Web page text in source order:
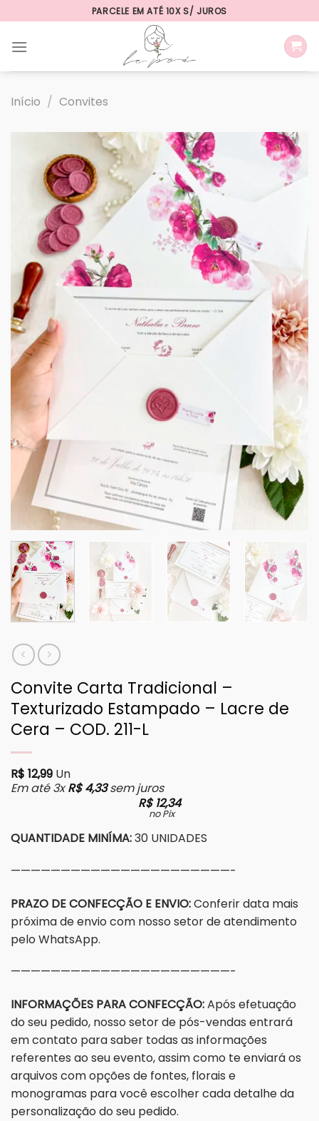
to
content
PARCELE EM ATÉ 10X S/ JUROS
Início / Convites
Convite Carta Tradicional –
Texturizado Estampado – Lacre de
Cera – COD. 211-L
R$ 12,99 Un
Em até 3xR$4,33sem juros
R$12,34
no Pix
QUANTIDADE MINÍMA:30 UNIDADES
——————————————————————-
PRAZO DE CONFECÇÃO E ENVIO:Conferir data mais
próxima de envio com nosso setor de atendimento
pelo WhatsApp.
——————————————————————-
INFORMAÇÕES PARA CONFECÇÃO:Após efetuação
do seu pedido, nosso setor de pós-vendas entrará
em contato para saber todas as informações
referentes ao seu evento, assim como te enviará os
arquivos com opções de fontes, florais e
monogramas para você escolher cada detalhe da
personalização do seu pedido.